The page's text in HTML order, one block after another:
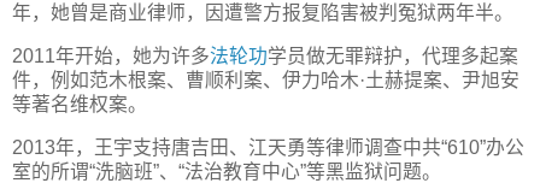
年，她曾是商业律师，因遭警方报复陷害被判冤狱两年半。
2011年开始，她为许多法轮功学员做无罪辩护，代理多起案
件，例如范木根案、曹顺利案、伊力哈木·土赫提案、尹旭安
等著名维权案。
2013年，王宇支持唐吉田、江天勇等律师调查中共“610”办公
室的所谓“洗脑班”、“法治教育中心”等黑监狱问题。